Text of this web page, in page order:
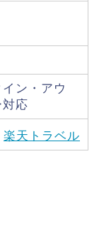
ン・アウ
対応
楽天トラベル